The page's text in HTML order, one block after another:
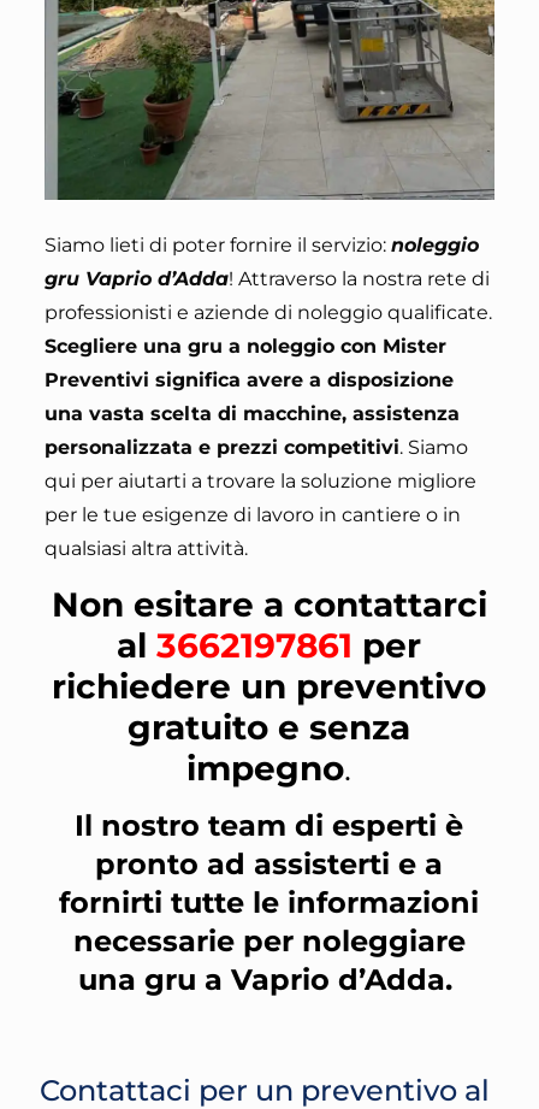
Siamo lieti di poter fornire il servizio: noleggio
gru Vaprio d’Adda! Attraverso la nostra rete di
professionisti e aziende di noleggio qualificate.
Scegliere una gru a noleggio con Mister
Preventivi significa avere a disposizione
una vasta scelta di macchine, assistenza
personalizzata e prezzi competitivi. Siamo
qui per aiutarti a trovare la soluzione migliore
per le tue esigenze di lavoro in cantiere o in
qualsiasi altra attività.
Non esitare a contattarci
al3662197861 per
richiedere un preventivo
gratuito e senza
impegno.
Il nostro team di esperti è
pronto ad assisterti e a
fornirti tutte le informazioni
necessarie per noleggiare
una gru a Vaprio d’Adda.
Contattaci per un preventivo al